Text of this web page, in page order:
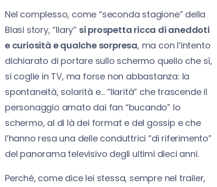
Nel complesso, come “seconda stagione” della
Blasi story, “Ilary” si prospetta ricca di aneddoti
e curiosità e qualche sorpresa, ma con l’intento
dichiarato di portare sullo schermo quello che sì,
si coglie in TV, ma forse non abbastanza: la
spontaneità, solarità e… “Ilarità” che trascende il
personaggio amato dai fan “bucando” lo
schermo, al di là dei format e del gossip e che
l’hanno resa una delle conduttrici “di riferimento”
del panorama televisivo degli ultimi dieci anni.
Perché, come dice lei stessa, sempre nel trailer,